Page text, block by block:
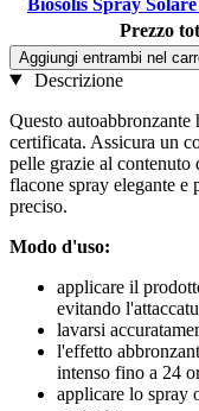
Prezzo
Aggiungi entrambi nel
Descrizione
Questo
certificata. Assicura un
pelle grazie al
flacone spray elegante e
preciso.
Modo d'uso:
applicare il
evitando
lavarsi
l'effetto
intenso fino a 24
applicare lo spray